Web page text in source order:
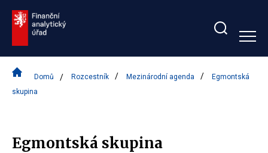
Zobrazit/skrýt
bar
Domů Rozcestník Mezinárodní agenda
Egmontská
skupina
Egmontská skupina